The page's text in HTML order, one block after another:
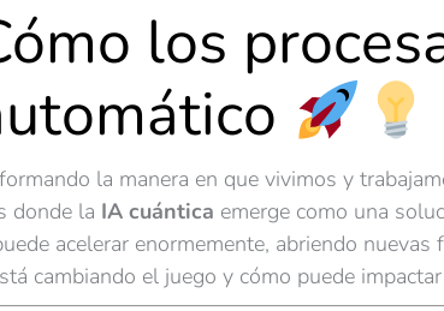
los
la manera en que vivimos y
donde la IA cuántica emerge como una
acelerar enormemente, abriendo
cambiando el juego y cómo puede